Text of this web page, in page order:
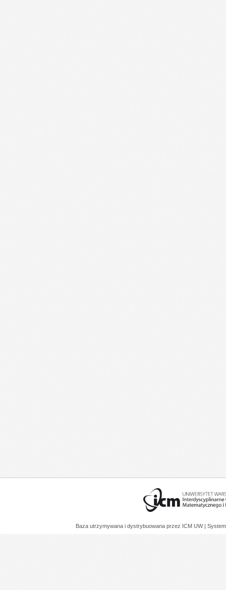
Baza utrzymywana i dystrybuowana przez ICM UW |